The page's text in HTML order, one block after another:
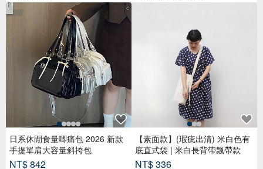
日系休閒食量唧痛包 2026 新款
手提單肩大容量斜挎包
NT$ 842
【素面款】(瑕疵出清) 米白色有
底直式袋 | 米白長背帶飄帶款
NT$ 336